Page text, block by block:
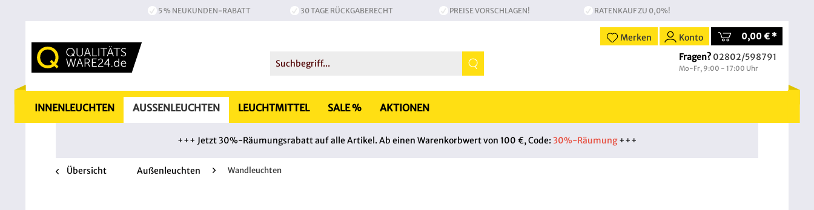
5 % NEUKUNDEN-RABATT 30 TAGE RÜCKGABERECHT PREISE VORSCHLAGEN! RATENKAUF ZU 0,0%!
Merken Konto
0,00 € *
Fragen? 02802/598791
Mo-Fr, 9:00 - 17:00 Uhr
INNENLEUCHTEN AUSSENLEUCHTEN LEUCHTMITTEL SALE % AKTIONEN
+++ Jetzt 30%-Räumungsrabatt auf alle Artikel. Ab einen Warenkorbwert von 100 €, Code: 30%-Räumung+++
Übersicht Außenleuchten Wandleuchten